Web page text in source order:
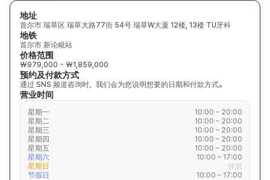
地址
首尔市 瑞草区 瑞草大路77街 54号 瑞草W大厦 12楼, 13楼 TU牙科
地铁
首尔市 新论峴站
价格范围
₩979,000 ~ ₩1,859,000
预约及付款方式
通过 SNS 频道咨询时，我们会为您说明想要的日期和付款方式。
营业时间
星期一
10:00 – 20:00
星期二
10:00 – 20:00
星期三
10:00 – 20:00
星期四
10:00 – 20:00
星期五
10:00 – 20:00
星期六
10:00 – 17:00
星期日
休息
节假日
10:00 – 17:00